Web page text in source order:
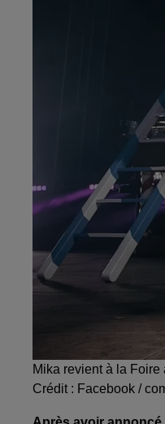
Mika revient à la
Crédit : Facebook /